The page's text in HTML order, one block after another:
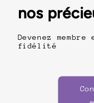
nos
Devenez
fidélité